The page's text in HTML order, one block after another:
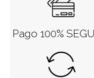
Pago 100%